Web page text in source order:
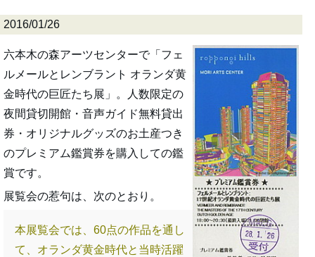
2016/01/26
六本木の森アーツセンターで「フェ
ルメールとレンブラント オランダ黄
金時代の巨匠たち展」。人数限定の
夜間貸切開館・音声ガイド無料貸出
券・オリジナルグッズのお土産つき
のプレミアム鑑賞券を購入しての鑑
賞です。
展覧会の惹句は、次のとおり。
本展覧会では、60点の作品を通し
て、オランダ黄金時代と当時活躍